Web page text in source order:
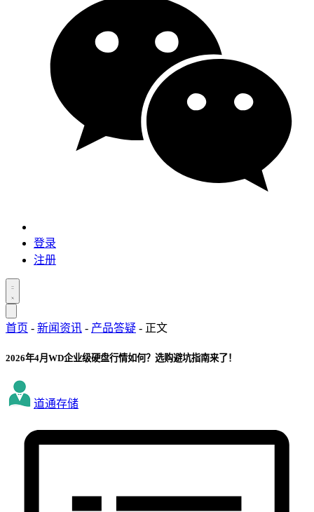
登录
注册
首页 - 新闻资讯 - 产品答疑 - 正文
2026年4月WD企业级硬盘行情如何？选购避坑指南来了！
道通存储